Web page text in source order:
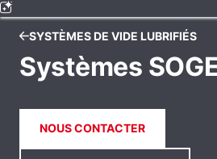
SYSTÈMES DE VIDE LUBRIFIÉS
Systèmes
NOUS CONTACTER